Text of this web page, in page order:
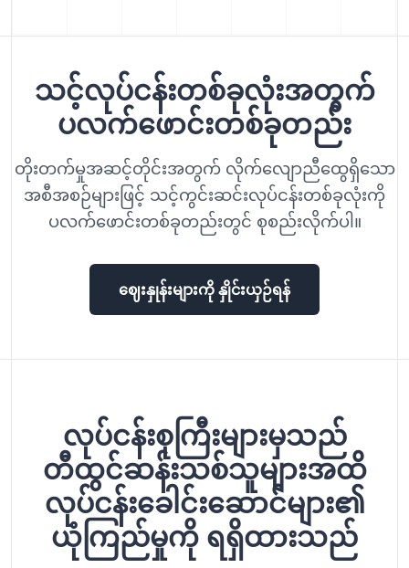
သင့်လုပ်ငန်းတစ်ခုလုံးအတွက်
ပလက်ဖောင်းတစ်ခုတည်း
တိုးတက်မှုအဆင့်တိုင်းအတွက် လိုက်လျောညီထွေရှိသော
အစီအစဉ်များဖြင့် သင့်ကွင်းဆင်းလုပ်ငန်းတစ်ခုလုံးကို
ပလက်ဖောင်းတစ်ခုတည်းတွင် စုစည်းလိုက်ပါ။
ဈေးနှုန်းများကို နှိုင်းယှဉ်ရန်
လုပ်ငန်းစုကြီးများမှသည်
တီထွင်ဆန်းသစ်သူများအထိ
လုပ်ငန်းခေါင်းဆောင်များ၏
ယုံကြည်မှုကို ရရှိထားသည်